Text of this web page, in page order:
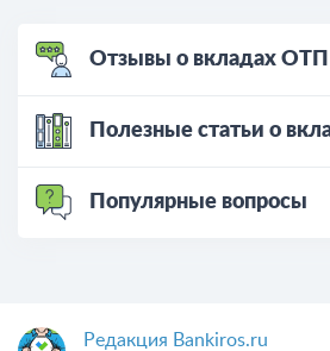
Отзывы о вкладах ОТП
Полезные статьи о
Популярные вопросы
Редакция Bankiros.ru